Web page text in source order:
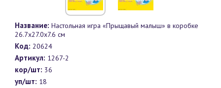
Название: Настольная игра «Прыщавый малыш» в коробке
26.7х27.0х7.6 см
Код: 20624
Артикул: 1267-2
кор/шт: 36
уп/шт: 18